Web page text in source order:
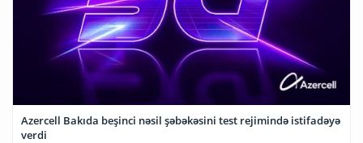
Azercell Bakıda beşinci nəsil şəbəkəsini test rejimində istifadəyə
verdi